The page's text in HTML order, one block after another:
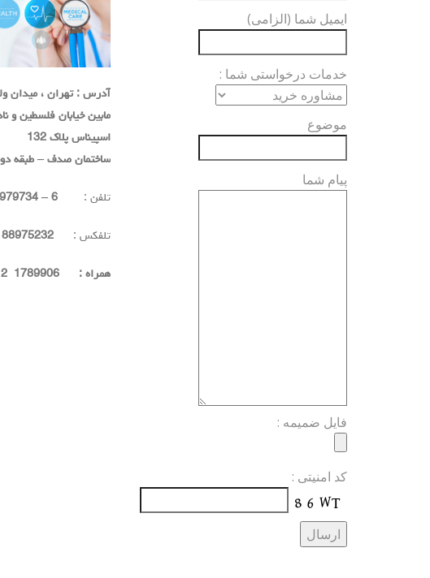
ایمیل شما (الزامی)
خدمات درخواستی شما :
موضوع
پیام شما
فایل ضمیمه :
کد امنیتی :
آدرس : تهران ، میدان
مابین خیابان فلسطین و
اسپیناس پلاک 132
ساختمان صدف – طبقه دوم
تلفن : 6 – 88979734 – 021
تلفکس : 88975232 – 021
همراه : 1789906 0912